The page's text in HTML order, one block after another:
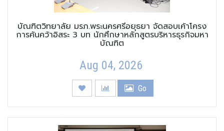
บัณฑิตวิทยาลัย มรภ.พระนครศรีอยุธยา จัดสอบเค้าโครง
การค้นคว้าอิสระ 3 บท นักศึกษาหลักสูตรบริหารธุรกิจมหา
บัณฑิต
Aug 04, 2026
Go